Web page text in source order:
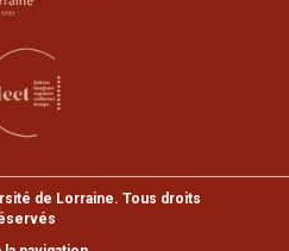
de Lorraine. Tous droits